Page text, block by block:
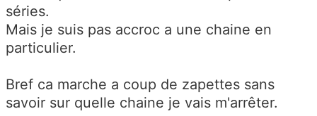
séries.
Mais je suis pas accroc a une chaine en
particulier.
Bref ca marche a coup de zapettes sans
savoir sur quelle chaine je vais m'arrêter.